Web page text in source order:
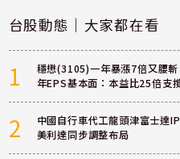
台股動態｜大家都在看
1
穩懋(3105)一年暴漲7倍又腰
年EPS基本面：本益比25倍支
2
中國自行車代工龍頭津富士達
美利達同步調整布局